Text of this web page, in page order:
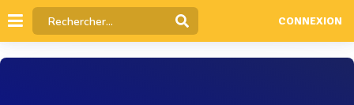
CONNEXION